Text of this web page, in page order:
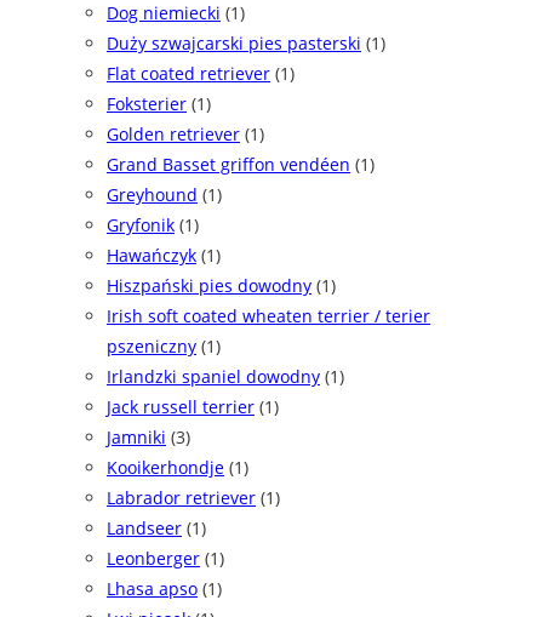
Dog niemiecki (1)
Duży szwajcarski pies pasterski (1)
Flat coated retriever (1)
Foksterier (1)
Golden retriever (1)
Grand Basset griffon vendéen (1)
Greyhound (1)
Gryfonik (1)
Hawańczyk (1)
Hiszpański pies dowodny (1)
Irish soft coated wheaten terrier / terier
pszeniczny (1)
Irlandzki spaniel dowodny (1)
Jack russell terrier (1)
Jamniki (3)
Kooikerhondje (1)
Labrador retriever (1)
Landseer (1)
Leonberger (1)
Lhasa apso (1)